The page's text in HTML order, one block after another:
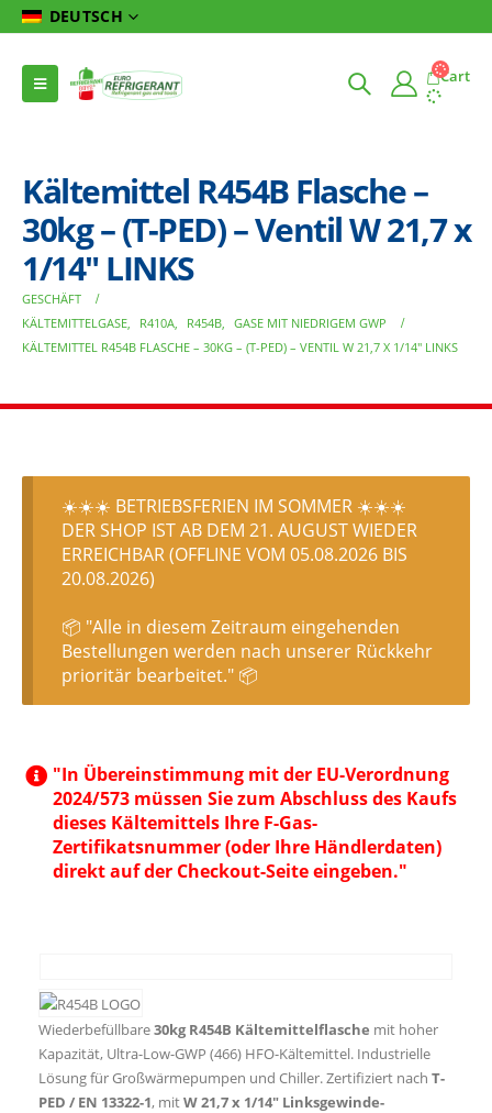
DEUTSCH
Cart
Kältemittel R454B Flasche –
30kg – (T-PED) – Ventil W 21,7 x
1/14″ LINKS
GESCHÄFT
KÄLTEMITTELGASE, R410A, R454B, GASE MIT NIEDRIGEM GWP
KÄLTEMITTEL R454B FLASCHE – 30KG – (T-PED) – VENTIL W 21,7 X 1/14″ LINKS
☀️☀️☀️ BETRIEBSFERIEN IM SOMMER ☀️☀️☀️
DER SHOP IST AB DEM 21. AUGUST WIEDER
ERREICHBAR (OFFLINE VOM 05.08.2026 BIS
20.08.2026)
📦 "Alle in diesem Zeitraum eingehenden
Bestellungen werden nach unserer Rückkehr
prioritär bearbeitet." 📦
"In Übereinstimmung mit der EU-Verordnung
2024/573 müssen Sie zum Abschluss des Kaufs
dieses Kältemittels Ihre F-Gas-
Zertifikatsnummer (oder Ihre Händlerdaten)
direkt auf der Checkout-Seite eingeben."
Wiederbefüllbare30kg R454B Kältemittelflasche mit hoher
Kapazität, Ultra-Low-GWP (466) HFO-Kältemittel. Industrielle
Lösung für Großwärmepumpen und Chiller. Zertifiziert nach T-
PED / EN 13322-1, mitW 21,7 x 1/14″ Linksgewinde-